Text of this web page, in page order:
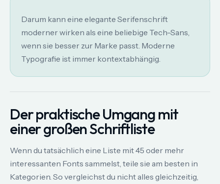
Darum kann eine elegante Serifenschrift
moderner wirken als eine beliebige Tech-Sans,
wenn sie besser zur Marke passt. Moderne
Typografie ist immer kontextabhängig.
Der praktische Umgang mit
einer großen Schriftliste
Wenn du tatsächlich eine Liste mit 45 oder mehr
interessanten Fonts sammelst, teile sie am besten in
Kategorien. So vergleichst du nicht alles gleichzeitig,